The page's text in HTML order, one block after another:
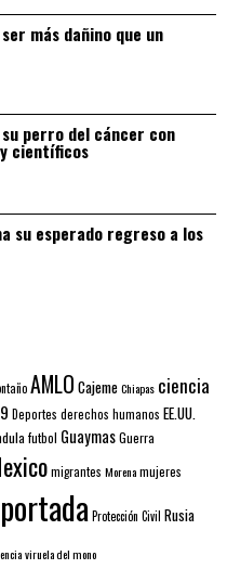
más dañino que un
perro del cáncer con
científicos
su esperado regreso a los
AMLO CajemeChiapas ciencia
Deportes derechos humanos EE.UU.
futbol GuaymasGuerra
migrantes Morenamujeres
portada Protección Civil Rusia
viruela del mono